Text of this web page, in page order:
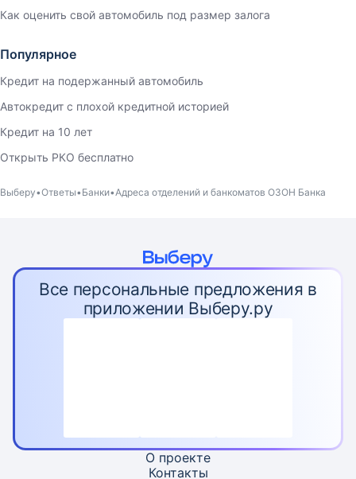
Как оценить свой автомобиль под размер залога
Популярное
Кредит на подержанный автомобиль
Автокредит с плохой кредитной историей
Кредит на 10 лет
Открыть РКО бесплатно
Выберу Ответы Банки Адреса отделений и банкоматов ОЗОН Банка
Все персональные предложения в
приложении Выберу.ру
О проекте
Контакты